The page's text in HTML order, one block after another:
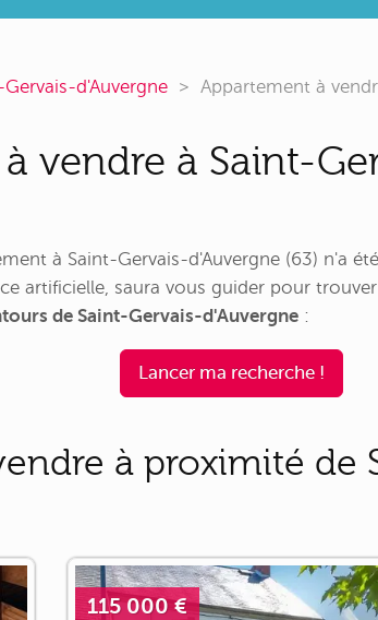
Gervais-d'Auvergne Appartement à
vendre à Saint-
à Saint-Gervais-d'Auvergne (63) n'a
artificielle, saura vous guider pour
de Saint-Gervais-d'Auvergne :
Lancer ma recherche !
à proximité de
115 000 €